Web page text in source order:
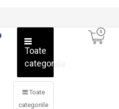
Toate
categoriile
Toate
categoriile